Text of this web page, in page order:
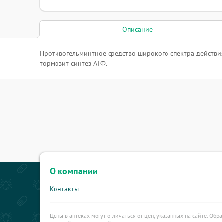
Описание
Противогельминтное средство широкого спектра
тормозит синтез АТФ.
О компании
Контакты
Цены в аптеках могут отличаться от цен, указанных на сайте.